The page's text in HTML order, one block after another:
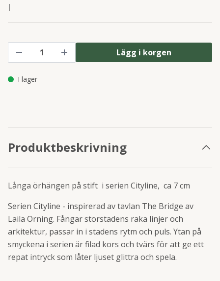
l
Lägg i korgen
I lager
Produktbeskrivning
Långa örhängen på stift i serien Cityline, ca 7 cm
Serien Cityline - inspirerad av tavlan The Bridge av
Laila Orning. Fångar storstadens raka linjer och
arkitektur, passar in i stadens rytm och puls. Ytan på
smyckena i serien är filad kors och tvärs för att ge ett
repat intryck som låter ljuset glittra och spela.